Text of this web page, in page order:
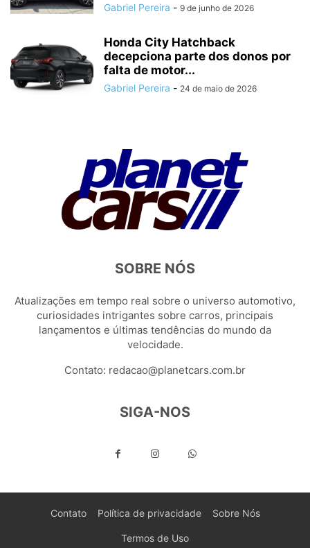
Gabriel Pereira - 9 de junho de 2026
Honda City Hatchback
decepciona parte dos donos por
falta de motor...
Gabriel Pereira - 24 de maio de 2026
SOBRE NÓS
Atualizações em tempo real sobre o universo automotivo,
curiosidades intrigantes sobre carros, principais
lançamentos e últimas tendências do mundo da
velocidade.
Contato: redacao@planetcars.com.br
SIGA-NOS
Contato Política de privacidade Sobre Nós
Termos de Uso